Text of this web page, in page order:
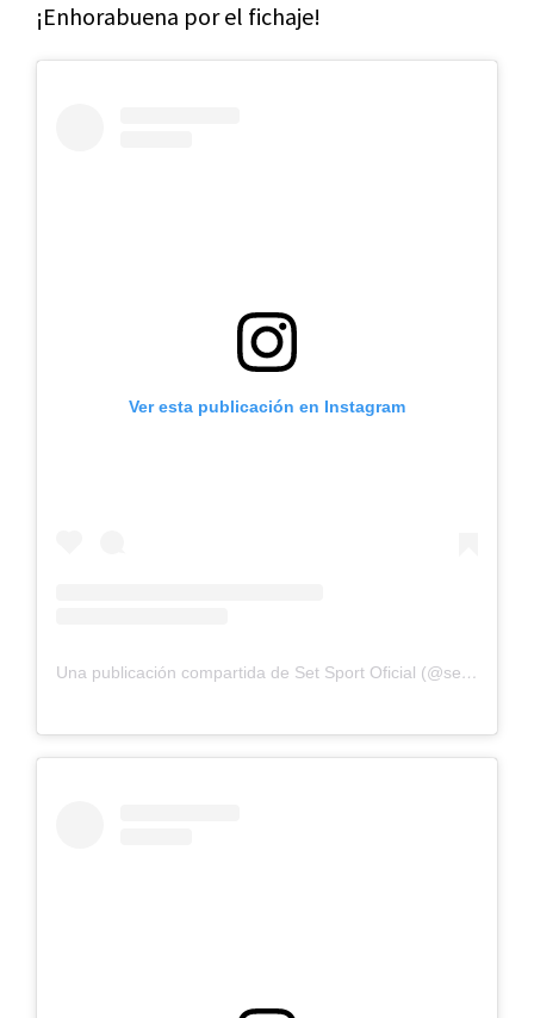
¡Enhorabuena por el fichaje!
Ver esta publicación en Instagram
Una publicación compartida de Set Sport Oficial (@setpadeloficial)